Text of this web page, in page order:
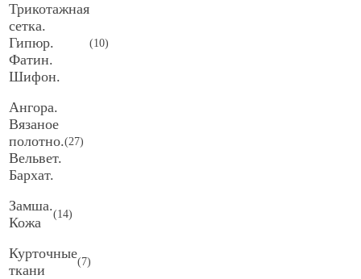
Трикотажная
сетка.
Гипюр.
Фатин.
Шифон.
(10)
Ангора.
Вязаное
полотно.
Вельвет.
Бархат.
(27)
Замша.
Кожа
(14)
Курточные
ткани
(7)